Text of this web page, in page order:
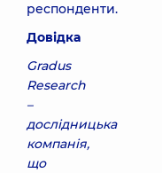
респонденти.
Довідка
Gradus
Research
–
дослідницька
компанія,
що